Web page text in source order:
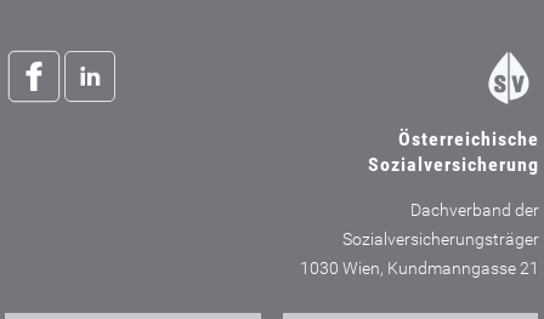
Österreichische
Sozialversicherung
Dachverband der
Sozialversicherungsträger
1030 Wien, Kundmanngasse 21